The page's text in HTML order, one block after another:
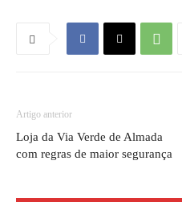
Artigo anterior
Loja da Via Verde de Almada
com regras de maior segurança